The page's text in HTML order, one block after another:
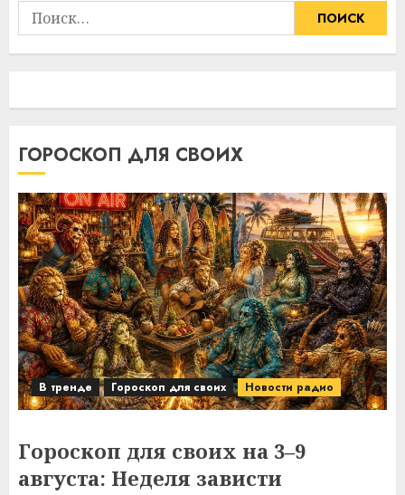
Найти:
ГОРОСКОП ДЛЯ СВОИХ
В тренде Гороскоп для своих Новости радио
Гороскоп для своих на 3–9
августа: Неделя зависти